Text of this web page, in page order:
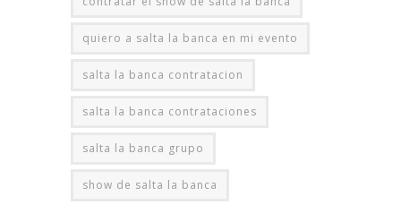
quiero a salta la banca en mi evento
salta la banca contratacion
salta la banca contrataciones
salta la banca grupo
show de salta la banca